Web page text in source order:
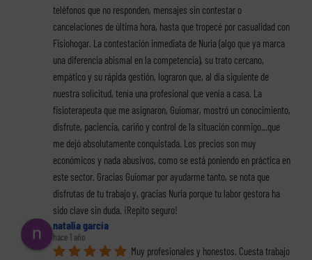
teléfonos que no responden, mensajes sin contestar o
cancelaciones de última hora, hasta que tropecé por casualidad con
Fisiohogar. La contestación inmediata de Nuria (algo que ya marca
una diferencia abismal en la competencia), su trato cercano,
empático y su rápida gestión, lograron que, al día siguiente de
nuestra solicitud, tenía una profesional que venía a casa. La
fisioterapeuta que me asignaron, Guiomar, mostró un conocimiento,
disfrute, paciencia, cariño y control de la situación conmigo...que
me dejó absolutamente conquistada. Los precios son muy
económicos y nada abusivos, como se está poniendo en práctica en
este sector. Gracias Guiomar por ayudarme tanto, se nota que
disfrutas de tu trabajo y, gracias Nuria porque tu labor gestora ha
sido clave sin duda. ¡Repito seguro!
natalia garcia
hace 1 año
Muy profesionales y honestos. Cuesta trabajo